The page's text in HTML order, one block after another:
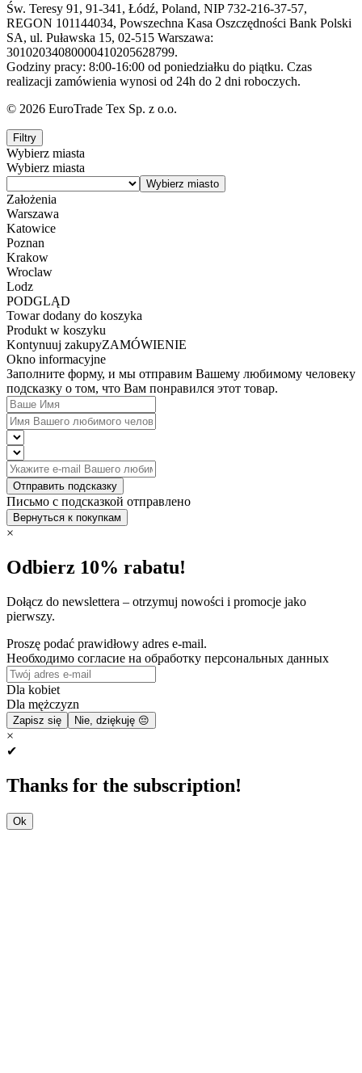
Św. Teresy 91, 91-341, Łódź, Poland, NIP 732-216-37-57,
REGON 101144034, Powszechna Kasa Oszczędności Bank Polski
SA, ul. Puławska 15, 02-515 Warszawa:
30102034080000410205628799.
Godziny pracy: 8:00-16:00 od poniedziałku do piątku. Czas
realizacji zamówienia wynosi od 24h do 2 dni roboczych.
© 2026 EuroTrade Tex Sp. z o.o.
Filtry
Wybierz miasta
Wybierz miasta
Założenia
Warszawa
Katowice
Poznan
Krakow
Wroclaw
Lodz
PODGLĄD
Towar dodany do koszyka
Produkt w koszyku
Kontynuuj zakupyZAMÓWIENIE
Okno informacyjne
Заполните форму, и мы отправим Вашему любимому человеку
подсказку о том, что Вам понравился этот товар.
Отправить подсказку
Письмо с подсказкой отправлено
Вернуться к покупкам
×
Odbierz 10% rabatu!
Dołącz do newslettera – otrzymuj nowości i promocje jako
pierwszy.
Proszę podać prawidłowy adres e-mail.
Необходимо согласие на обработку персональных данных
Dla kobiet
Dla mężczyzn
Zapisz się Nie, dziękuję 😔
×
✔
Thanks for the subscription!
Ok